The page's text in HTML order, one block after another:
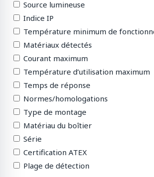
Source lumineuse
Indice IP
Température minimum de
Matériaux détectés
Courant maximum
Température d’utilisation maximum
Temps de réponse
Normes/homologations
Type de montage
Matériau du boîtier
Série
Certification ATEX
Plage de détection